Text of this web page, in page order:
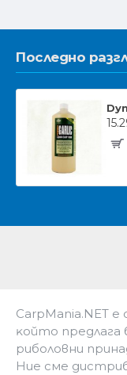
Последно
CarpMania.NET e
ĸoйтo
pибoлoвни
Hиe cмe